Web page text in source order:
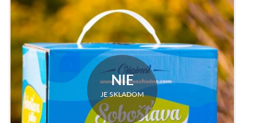
NIE
JE SKLADOM